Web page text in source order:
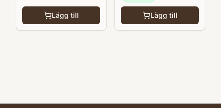
Lägg till Lägg till